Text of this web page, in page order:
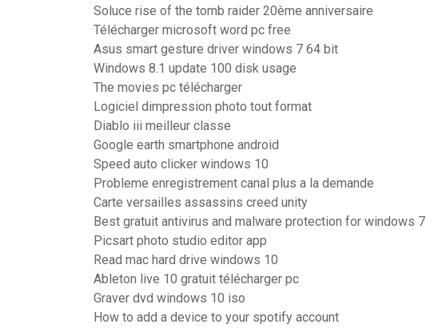
Soluce rise of the tomb raider 20ème anniversaire
Télécharger microsoft word pc free
Asus smart gesture driver windows 7 64 bit
Windows 8.1 update 100 disk usage
The movies pc télécharger
Logiciel dimpression photo tout format
Diablo iii meilleur classe
Google earth smartphone android
Speed auto clicker windows 10
Probleme enregistrement canal plus a la demande
Carte versailles assassins creed unity
Best gratuit antivirus and malware protection for windows 7
Picsart photo studio editor app
Read mac hard drive windows 10
Ableton live 10 gratuit télécharger pc
Graver dvd windows 10 iso
How to add a device to your spotify account